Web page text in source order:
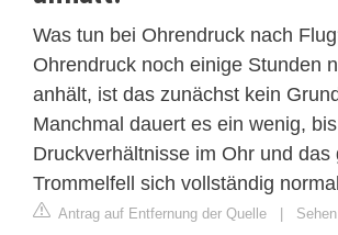
Was tun bei Ohrendruck nach
Ohrendruck noch einige Stunden
anhält, ist das zunächst kein
Manchmal dauert es ein wenig,
Druckverhältnisse im Ohr und das
Trommelfell sich vollständig
Antrag auf Entfernung der Quelle |